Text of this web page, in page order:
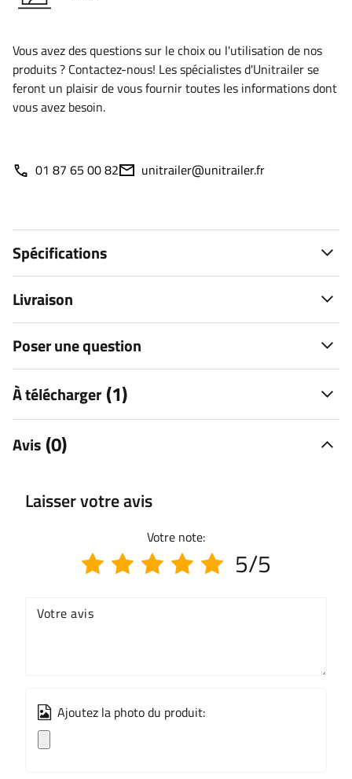
Vous avez des questions sur le choix ou l'utilisation de nos
produits ? Contactez-nous! Les spécialistes d'Unitrailer se
feront un plaisir de vous fournir toutes les informations dont
vous avez besoin.
01 87 65 00 82 unitrailer@unitrailer.fr
Spécifications
Livraison
Poser une question
À télécharger (1)
Avis (0)
Laisser votre avis
Votre note:
5/5
Votre avis
Ajoutez la photo du produit: